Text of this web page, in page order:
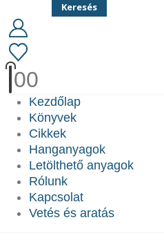
Keresés
00
Kezdőlap
Könyvek
Cikkek
Hanganyagok
Letölthető anyagok
Rólunk
Kapcsolat
Vetés és aratás